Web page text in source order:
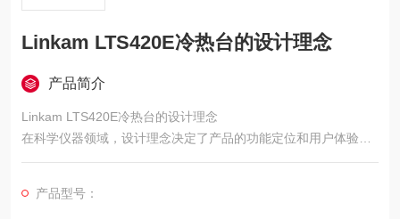
Linkam LTS420E冷热台的设计理念
产品简介
Linkam LTS420E冷热台的设计理念
在科学仪器领域，设计理念决定了产品的功能定位和用户体验。L
inkam LTS420E冷热台的设计，并非追求ji端参数，而是紧紧围绕
展开。
产品型号：